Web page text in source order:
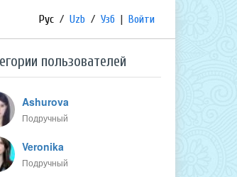
Рус / Uzb / Узб | Войти
пользователей
Ashurova
Подручный
Veronika
Подручный